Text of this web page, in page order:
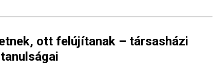
ott felújítanak – társasházi